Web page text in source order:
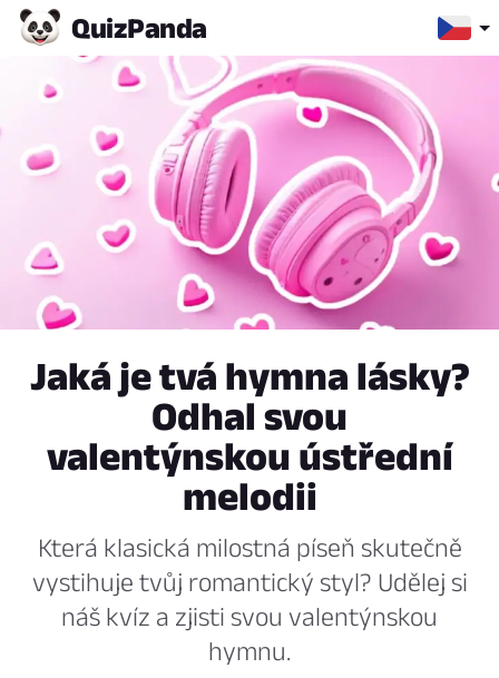
QuizPanda
Jaká je tvá hymna lásky?
Odhal svou
valentýnskou ústřední
melodii
Která klasická milostná píseň skutečně
vystihuje tvůj romantický styl? Udělej si
náš kvíz a zjisti svou valentýnskou
hymnu.